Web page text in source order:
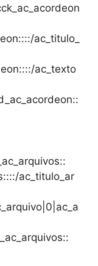
ac_titulo_
ac_texto
ac_titulo_ar